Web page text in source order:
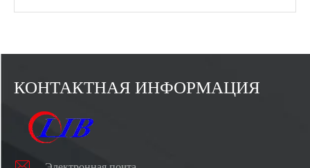
КОНТАКТНАЯ ИНФОРМАЦИЯ